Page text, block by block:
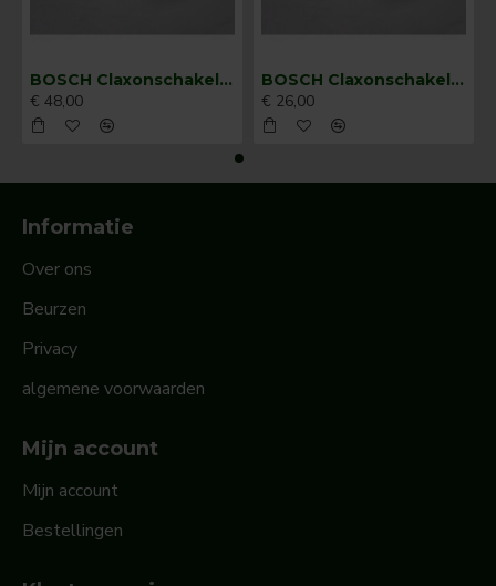
BOSCH Claxonschakelaar opbouw ⌀ 35 mm 0343013001
€ 48,00
BOSCH Claxonschakelaar opbouw ⌀26 mm 0343007001
€ 26,00
Informatie
Over ons
Beurzen
Privacy
algemene voorwaarden
Mijn account
Mijn account
Bestellingen